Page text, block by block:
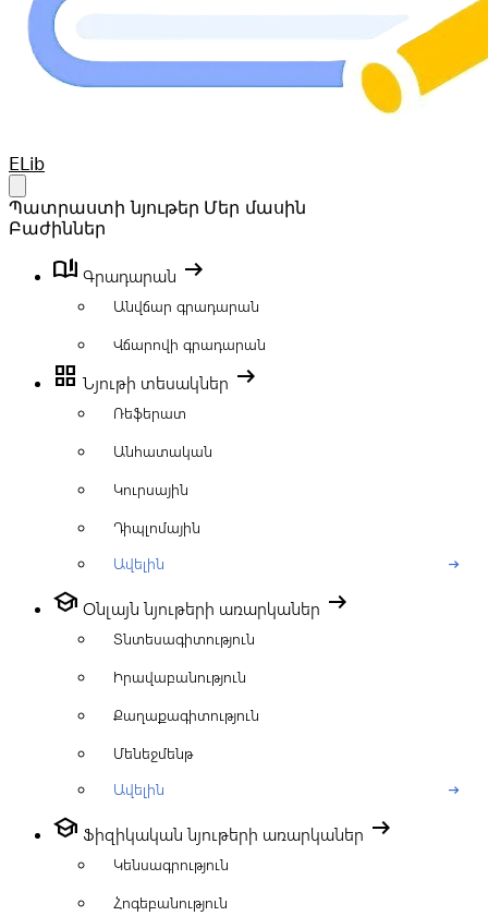
Your Company
ELib
Պատրաստի նյութեր Մեր մասին
Բաժիններ
book_ribbon Գրադարան arrow_right_alt
Անվճար գրադարան
Վճարովի գրադարան
grid_view Նյութի տեսակներ arrow_right_alt
Ռեֆերատ
Անհատական
Կուրսային
Դիպլոմային
Ավելին
arrow_right_alt
school Օնլայն նյութերի առարկաներ arrow_right_alt
Տնտեսագիտություն
Իրավաբանություն
Քաղաքագիտություն
Մենեջմենթ
Ավելին
arrow_right_alt
school Ֆիզիկական նյութերի առարկաներ arrow_right_alt
Կենսագրություն
Հոգեբանություն